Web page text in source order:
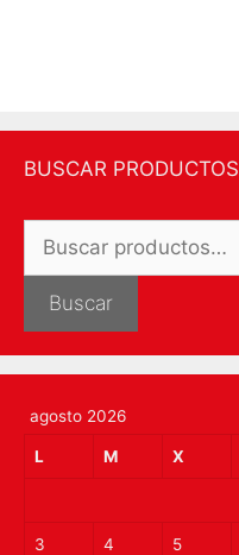
BUSCAR PRODUCTOS
por:
Buscar
agosto 2026
L M X
3 4 5